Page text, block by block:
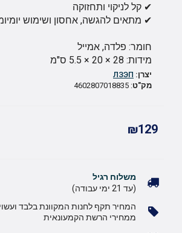
✔ קל לניקוי ותחזוקה
✔ מתאים להגשה, אחסון ושימוש
חומר: פלדה, אמייל
מידות: 28 × 20 × 5.5 ס"מ
יצרן: ЛЗЭП
מק"ט: 4602807018835
₪129
משלוח רגיל
(עד 21 ימי עבודה)
המחיר תקף לחנות המקוונת בלבד
ממחירי הרשת הקמעונאית